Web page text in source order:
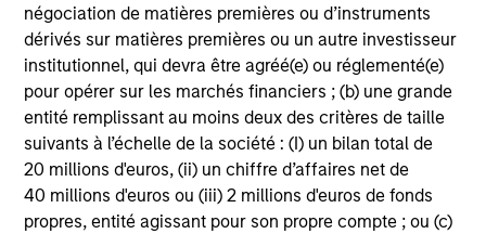
négociation de matières premières ou d’instruments
dérivés sur matières premières ou un autre investisseur
institutionnel, qui devra être agréé(e) ou réglementé(e)
pour opérer sur les marchés financiers ; (b) une grande
entité remplissant au moins deux des critères de taille
suivants à l’échelle de la société : (I) un bilan total de
20 millions d'euros, (ii) un chiffre d’affaires net de
40 millions d'euros ou (iii) 2 millions d'euros de fonds
propres, entité agissant pour son propre compte ; ou (c)
Investment Process
Construct a focused, diversified portfolio with a focus on
companies with a demonstrated history of consistent
growth and stability in earnings, strong free cash flow,
and high returns on invested capital.